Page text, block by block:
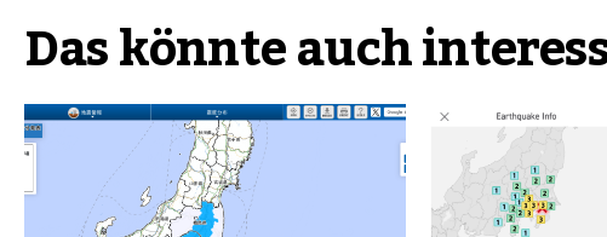
Das könnte auch